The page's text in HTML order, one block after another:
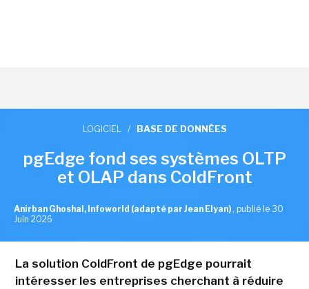
LOGICIEL / BASE DE DONNÉES
pgEdge fond ses systèmes OLTP
et OLAP dans ColdFront
Anirban Ghoshal, Infoworld (adapté par Jean Elyan) , publié le 30
Juin 2026
La solution ColdFront de pgEdge pourrait
intéresser les entreprises cherchant à réduire